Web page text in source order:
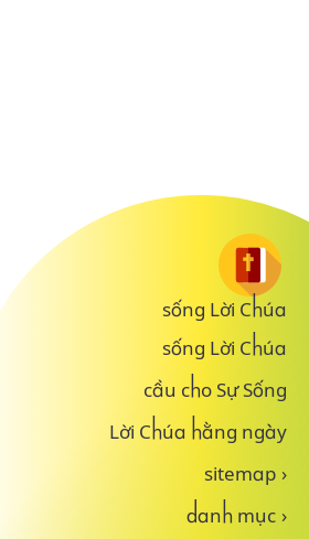
sống Lời Chúa
sống Lời Chúa
cầu cho Sự Sống
Lời Chúa hằng ngày
sitemap ›
danh mục ›